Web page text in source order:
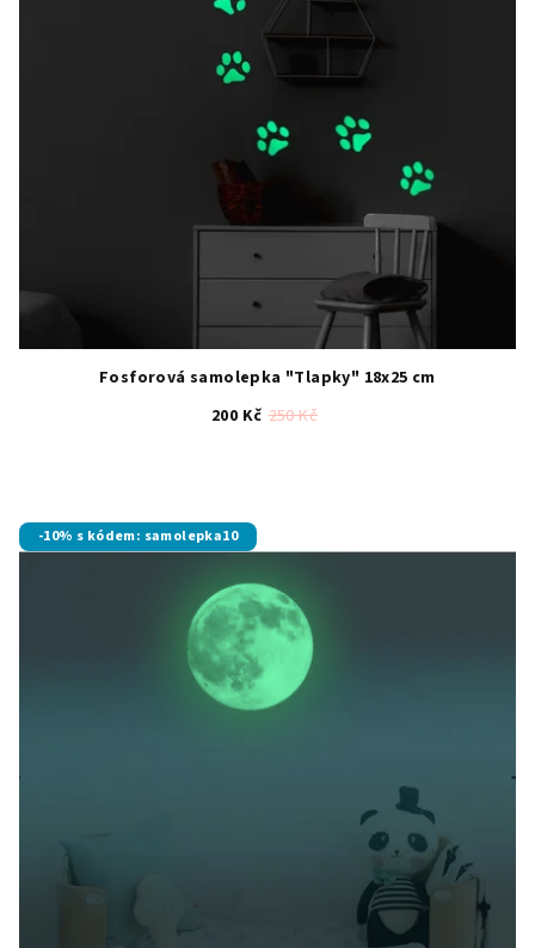
Fosforová samolepka "Tlapky" 18x25 cm
200 Kč 250 Kč
5,0
z
5
hvězdiček.
-10% s kódem: samolepka10